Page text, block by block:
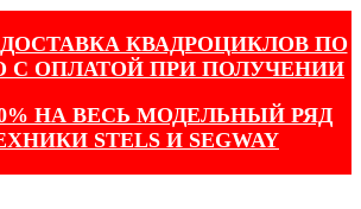
КВАДРОЦИКЛОВ ПО
С ОПЛАТОЙ ПРИ ПОЛУЧЕНИИ
НА ВЕСЬ МОДЕЛЬНЫЙ РЯД
STELS И SEGWAY